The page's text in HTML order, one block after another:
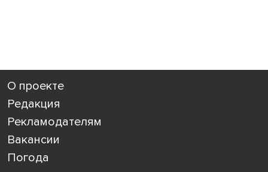
О проекте
Редакция
Рекламодателям
Вакансии
Погода